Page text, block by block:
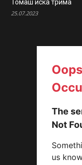
Томаш иска трима
25.07.2023